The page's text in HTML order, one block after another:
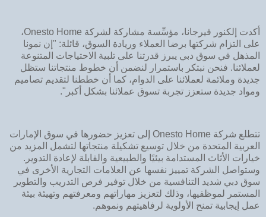
أكدت إلكنور فيرجانا، مؤسِّسة مشاركة لشركة Onesto Home،
على التزام شركتها برضا العملاء وريادة السوق، قائلة: "إن نمونا
المذهل في سوق دبي يبرز قدرتنا على تلبية الاحتياجات المتنوعة
لعملائنا. فنحن نبتكر باستمرار لنضمن أن خطوط منتجاتنا ستظل
جديدة وملائمة لعملائنا على الدوام، كما أن خططنا لتقديم تصاميم
ومواد جديدة ستعزز تجربة تسوق عملائنا بشكل أكبر".
تتطلع شركة Onesto Home إلى تعزيز حضورها في سوق الإمارات
العربية المتحدة من خلال توسيع تشكيلة منتجاتها لتشمل المزيد من
خيارات الأثاث المستدامة بيئيًا والطبيعية والقابلة لإعادة التدوير.
وستواصل الشركة تمييز نفسها عن العلامات التجارية الأخرى في
سوق دبي شديد التنافسية من خلال توفير فرص التدريب والتطوير
المستمر لموظفيها، وذلك لتعزيز مهاراتهم ومعرفتهم وتهيئة بيئة
عمل إيجابية تمنح الأولوية لرفاهيتهم ونموهم.